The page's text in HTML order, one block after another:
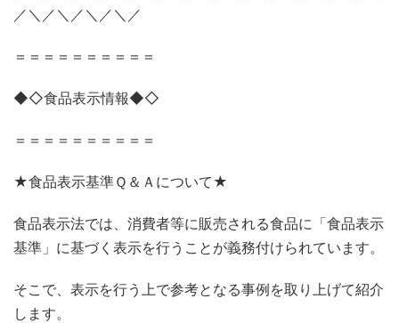
／＼／＼／＼／＼／
＝＝＝＝＝＝＝＝＝＝
◆◇食品表示情報◆◇
＝＝＝＝＝＝＝＝＝＝
★食品表示基準Ｑ＆Ａについて★
食品表示法では、消費者等に販売される食品に「食品表示
基準」に基づく表示を行うことが義務付けられています。
そこで、表示を行う上で参考となる事例を取り上げて紹介
します。